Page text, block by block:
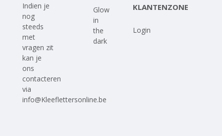
Indien je
nog
steeds
met
vragen zit
kan je
ons
contacteren
via
info@Kleeflettersonline.be
Glow
in
the
dark
KLANTENZONE
Login